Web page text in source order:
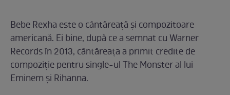
Bebe Rexha este o cântăreață și compozitoare
americană. Ei bine, după ce a semnat cu Warner
Records în 2013, cântăreața a primit credite de
compoziție pentru single-ul The Monster al lui
Eminem și Rihanna.